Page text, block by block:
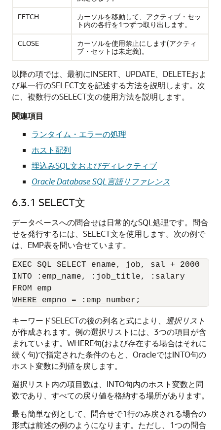
FETCH
カーソルを移動して、アクティブ・セッ
ト内の各行を1つずつ取り出します。
CLOSE
カーソルを使用禁止にします(アクティ
ブ・セットは未定義)。
以降の項では、最初にINSERT、UPDATE、DELETEおよ
び単一行のSELECT文を記述する方法を説明します。次
に、複数行のSELECT文の使用方法を説明します。
関連項目
ランタイム・エラーの処理
ホスト配列
埋込みSQL文およびディレクティブ
Oracle Database SQL言語リファレンス
6.3.1 SELECT文
データベースへの問合せは日常的なSQL処理です。問合
せを発行するには、SELECT文を使用します。次の例で
は、EMP表を問い合せています。
EXEC SQL SELECT ename, job, sal + 2000
INTO :emp_name, :job_title, :salary
FROM emp
キーワードSELECTの後の列名と式により、 選択リスト
が作成されます。例の選択リストには、3つの項目が含
まれています。WHERE句(および存在する場合はそれに
続く句)で指定された条件のもと、OracleではINTO句の
ホスト変数に列値を戻します。
選択リスト内の項目数は、INTO句内のホスト変数と同
数であり、すべての戻り値を格納する場所があります。
最も簡単な例として、問合せで1行のみ戻される場合の
形式は前述の例のようになります。ただし、1つの問合